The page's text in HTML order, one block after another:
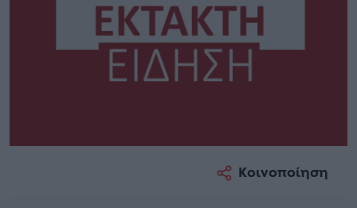
Κοινοποίηση